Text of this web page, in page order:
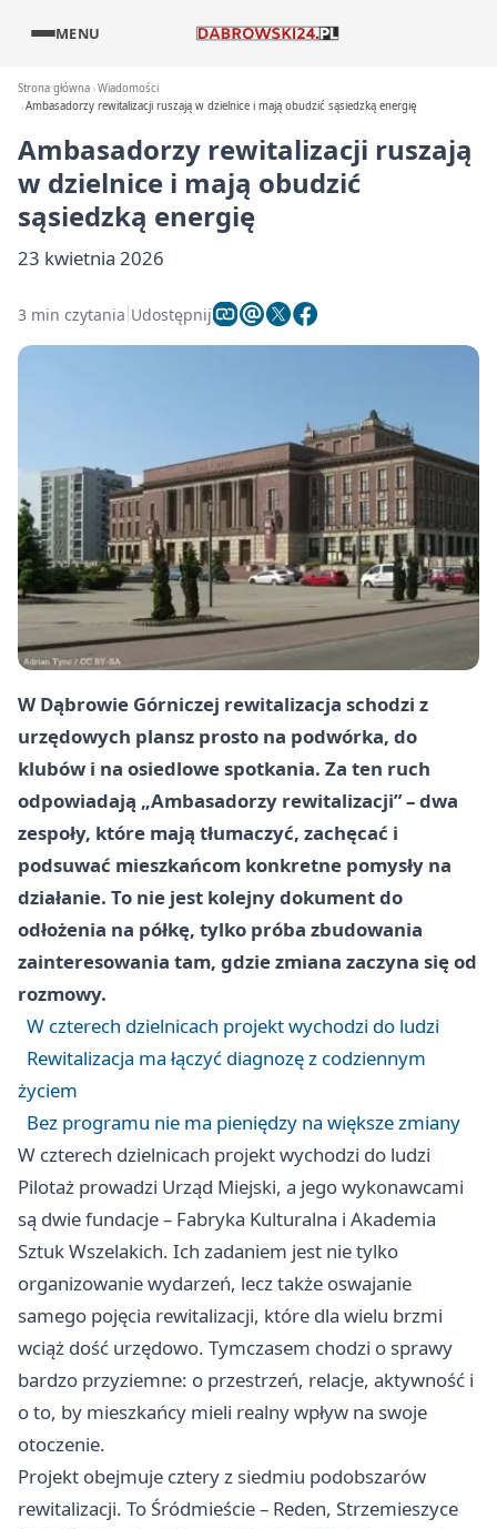
MENU
Strona główna Wiadomości
Ambasadorzy rewitalizacji ruszają w dzielnice i mają obudzić sąsiedzką energię
Ambasadorzy rewitalizacji ruszają
w dzielnice i mają obudzić
sąsiedzką energię
23 kwietnia 2026
3 min czytania Udostępnij
W Dąbrowie Górniczej rewitalizacja schodzi z
urzędowych plansz prosto na podwórka, do
klubów i na osiedlowe spotkania. Za ten ruch
odpowiadają „Ambasadorzy rewitalizacji” – dwa
zespoły, które mają tłumaczyć, zachęcać i
podsuwać mieszkańcom konkretne pomysły na
działanie. To nie jest kolejny dokument do
odłożenia na półkę, tylko próba zbudowania
zainteresowania tam, gdzie zmiana zaczyna się od
rozmowy.
W czterech dzielnicach projekt wychodzi do ludzi
Rewitalizacja ma łączyć diagnozę z codziennym
życiem
Bez programu nie ma pieniędzy na większe zmiany
W czterech dzielnicach projekt wychodzi do ludzi
Pilotaż prowadzi Urząd Miejski, a jego wykonawcami
są dwie fundacje – Fabryka Kulturalna i Akademia
Sztuk Wszelakich. Ich zadaniem jest nie tylko
organizowanie wydarzeń, lecz także oswajanie
samego pojęcia rewitalizacji, które dla wielu brzmi
wciąż dość urzędowo. Tymczasem chodzi o sprawy
bardzo przyziemne: o przestrzeń, relacje, aktywność i
o to, by mieszkańcy mieli realny wpływ na swoje
otoczenie.
Projekt obejmuje cztery z siedmiu podobszarów
rewitalizacji. To Śródmieście – Reden, Strzemieszyce